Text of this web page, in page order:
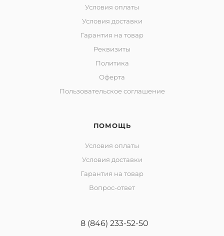
Условия оплаты
Условия доставки
Гарантия на товар
Реквизиты
Политика
Оферта
Пользовательское соглашение
ПОМОЩЬ
Условия оплаты
Условия доставки
Гарантия на товар
Вопрос-ответ
8 (846) 233-52-50